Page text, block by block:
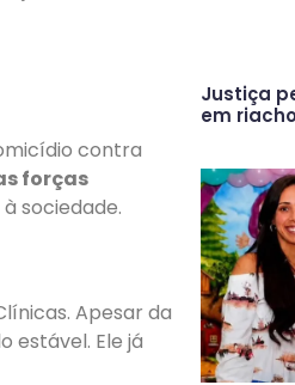
contra
forças
sociedade.
Apesar da
estável. Ele já
Justiça
em